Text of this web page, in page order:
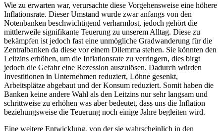
Wie zu erwarten war, verursachte diese Vorgehensweise eine höhere
Inflationsrate. Dieser Umstand wurde zwar anfangs von den
Notenbanken beschwichtigend verharmlost, jedoch gehört die
mittlerweile signifikante Teuerung zu unserem Alltag. Diese zu
bekämpfen ist jedoch fast eine unmögliche Gradwanderung für die
Zentralbanken da diese vor einem Dilemma stehen. Sie könnten den
Leitzins erhöhen, um die Inflationsrate zu verringern, dies birgt
jedoch die Gefahr eine Rezession auszulösen. Dadurch würden
Investitionen in Unternehmen reduziert, Löhne gesenkt,
Arbeitsplätze abgebaut und der Konsum reduziert. Somit haben die
Banken keine andere Wahl als den Leitzins nur sehr langsam und
schrittweise zu erhöhen was aber bedeutet, dass uns die Inflation
beziehungsweise die Teuerung noch einige Jahre begleiten wird.
Eine weitere Entwicklung, von der sie wahrscheinlich in den